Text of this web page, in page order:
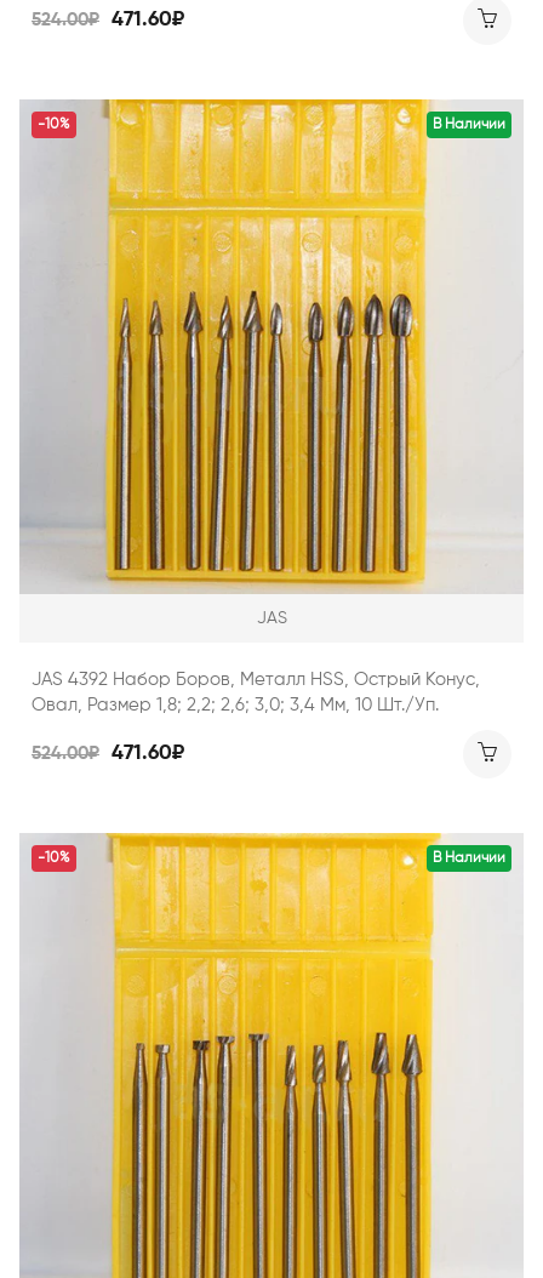
524.00₽ 471.60₽
В Наличии
-10%
JAS
JAS 4392 Набор Боров, Металл HSS, Острый Конус,
Овал, Размер 1,8; 2,2; 2,6; 3,0; 3,4 Мм, 10 Шт./уп.
524.00₽ 471.60₽
В Наличии
-10%